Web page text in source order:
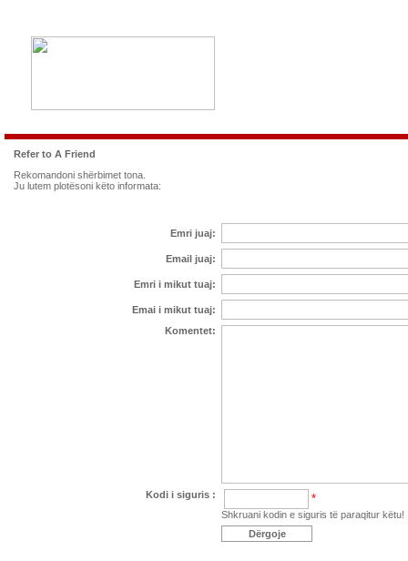
Refer to A Friend
Rekomandoni shërbimet tona.
Ju lutem plotësoni këto informata:
Emri juaj:
Email juaj:
Emri i mikut tuaj:
Emai i mikut tuaj:
Komentet:
Kodi i siguris : *
Shkruani kodin e siguris të paraqitur këtu!